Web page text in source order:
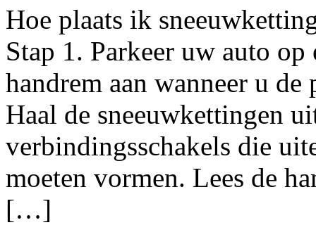
Hoe plaats ik
Stap 1. Parkeer uw auto
handrem aan wanneer u
Haal de sneeuwkettingen
verbindingsschakels die
moeten vormen. Lees de
[…]